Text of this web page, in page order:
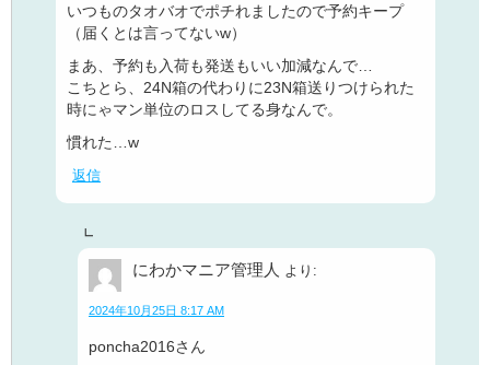
いつものタオバオでポチれましたので予約キープ
（届くとは言ってないw）
まあ、予約も入荷も発送もいい加減なんで…
こちとら、24N箱の代わりに23N箱送りつけられた
時にゃマン単位のロスしてる身なんで。
慣れた…w
返信
にわかマニア管理人 より:
2024年10月25日 8:17 AM
poncha2016さん